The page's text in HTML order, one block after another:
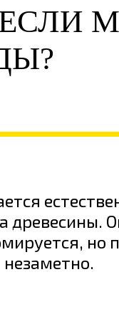
древесины.
но
незаметно.